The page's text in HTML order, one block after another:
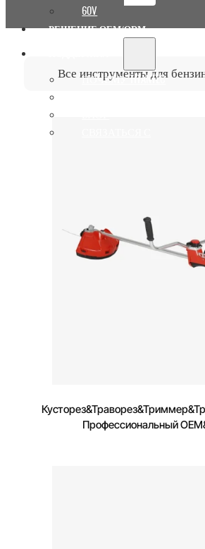
60V
РЕШЕНИЕ OEM/ODM
ПОЧЕМУ TITANTEC
Все инструменты для
Профессиональный